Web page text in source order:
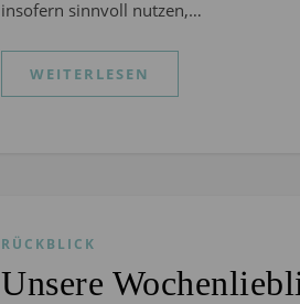
insofern sinnvoll nutzen,…
WEITERLESEN
RÜCKBLICK
Unsere